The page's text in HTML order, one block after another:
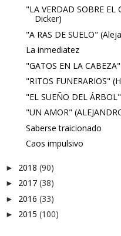
"LA VERDAD SOBRE EL
Dicker)
"A RAS DE SUELO"
La inmediatez
"GATOS EN LA
"RITOS FUNERARIOS"
"EL SUEÑO DEL
"UN AMOR"
Saberse traicionado
Caos impulsivo
► 2018 (90)
► 2017 (38)
► 2016 (33)
► 2015 (100)